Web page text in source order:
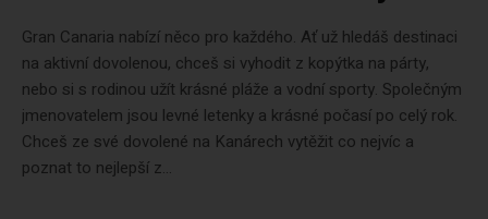
Gran Canaria nabízí něco pro každého. Ať už hledáš destinaci
na aktivní dovolenou, chceš si vyhodit z kopýtka na párty,
nebo si s rodinou užít krásné pláže a vodní sporty. Společným
jmenovatelem jsou levné letenky a krásné počasí po celý rok.
Chceš ze své dovolené na Kanárech vytěžit co nejvíc a
poznat to nejlepší z...